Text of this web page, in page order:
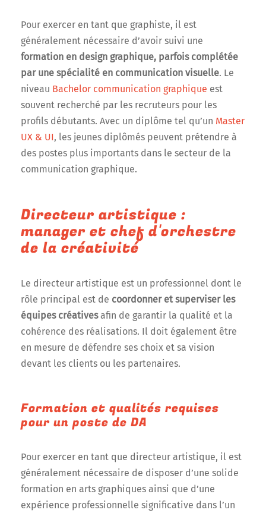
Pour exercer en tant que graphiste, il est
généralement nécessaire d’avoir suivi une
formation en design graphique, parfois complétée
par une spécialité en communication visuelle. Le
niveau Bachelor communication graphique est
souvent recherché par les recruteurs pour les
profils débutants. Avec un diplôme tel qu’un Master
UX & UI, les jeunes diplômés peuvent prétendre à
des postes plus importants dans le secteur de la
communication graphique.
Directeur artistique :
manager et chef d'orchestre
de la créativité
Le directeur artistique est un professionnel dont le
rôle principal est de coordonner et superviser les
équipes créativesafin de garantir la qualité et la
cohérence des réalisations. Il doit également être
en mesure de défendre ses choix et sa vision
devant les clients ou les partenaires.
Formation et qualités requises
pour un poste de DA
Pour exercer en tant que directeur artistique, il est
généralement nécessaire de disposer d’une solide
formation en arts graphiques ainsi que d’une
expérience professionnelle significative dans l’un